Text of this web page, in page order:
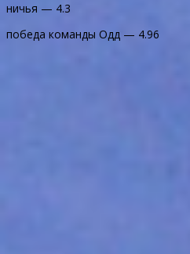
ничья — 4.3
победа команды Одд — 4.96